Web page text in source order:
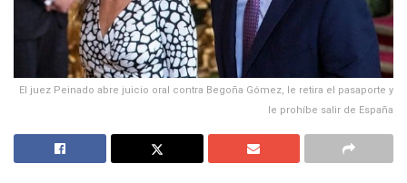
El juez Peinado abre juicio oral contra Begoña Gómez, le retira el pasaporte y
le prohíbe salir de España